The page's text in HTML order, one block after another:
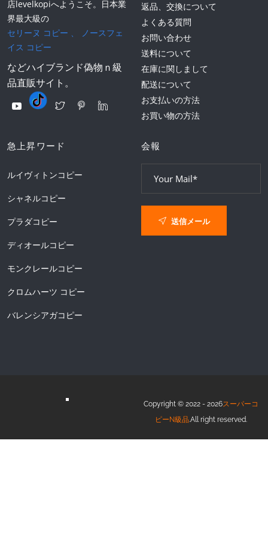
店levelkopiへようこそ。日本業
界最大級の
セリーヌ コピー 、
ノースフェ
イス コピー
などハイブランド偽物ｎ級
品直販サイト。
返品、交換について
よくある質問
お問い合わせ
送料について
在庫に関しまして
配送について
お支払いの方法
お買い物の方法
急上昇ワード
ルイヴィトンコピー
シャネルコピー
プラダコピー
ディオールコピー
モンクレールコピー
クロムハーツ コピー
バレンシアガコピー
会報
送信メール
Copyright © 2022 - 2026スーパーコ
ピーN級品.All right reserved.